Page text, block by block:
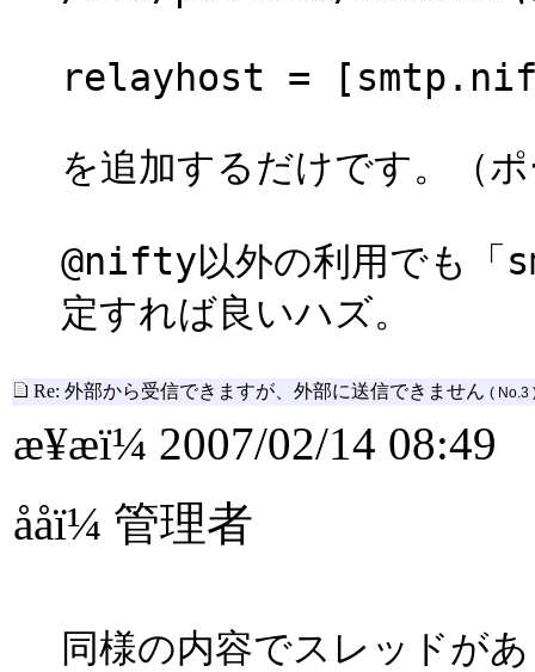
relayhost =
を追加するだけです。（
@nifty以外の利用でも「
定すれば良いハズ。
Re: 外部から受信できますが、外部に送信できません ( No.3
æ¥æï¼ 2007/02/14 08:49
ååï¼ 管理者
同様の内容でスレッドが